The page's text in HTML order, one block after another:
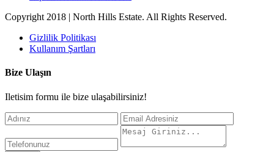
Copyright 2018 | North Hills Estate. All Rights Reserved.
Gizlilik Politikası
Kullanım Şartları
Bize Ulaşın
Iletisim formu ile bize ulaşabilirsiniz!